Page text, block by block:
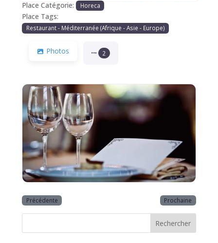
Place Catégorie: Horeca
Place Tags:
Restaurant - Méditerranée (Afrique - Asie - Europe)
Photos 2
Précédente Prochaine
Rechercher